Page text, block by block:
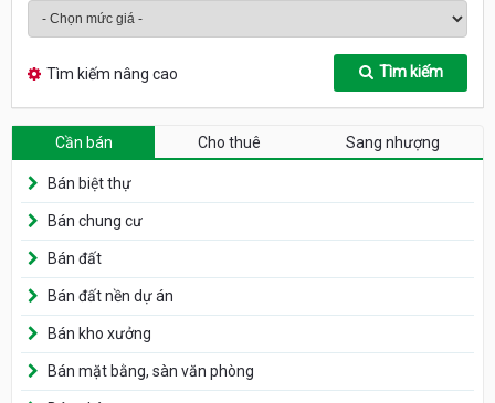
Tìm kiếm nâng cao Tìm kiếm
Cần bán Cho thuê Sang nhượng
Bán biệt thự
Bán chung cư
Bán đất
Bán đất nền dự án
Bán kho xưởng
Bán mặt bằng, sàn văn phòng